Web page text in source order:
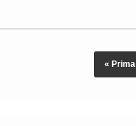
« Prima